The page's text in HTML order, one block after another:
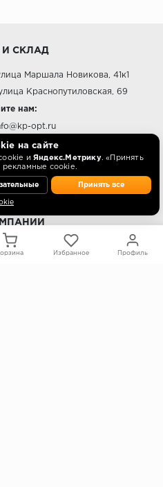
СКЛАД
Маршала Новикова, 41к1
Краснопутиловская, 69
нам:
opt.ru
работы
пн-пт.
на сайте
и Яндекс.Метрику. «Принять
cookie.
Принять все
Избранное Профиль